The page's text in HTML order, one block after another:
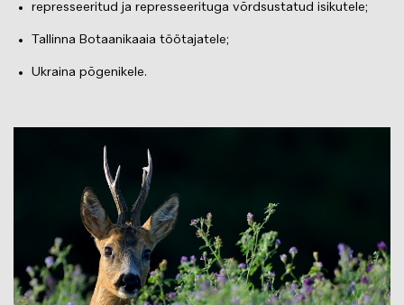
represseeritud ja represseerituga võrdsustatud isikutele;
Tallinna Botaanikaaia töötajatele;
Ukraina põgenikele.